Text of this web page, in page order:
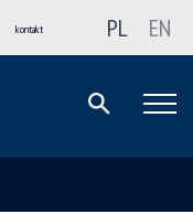
kontakt PL EN